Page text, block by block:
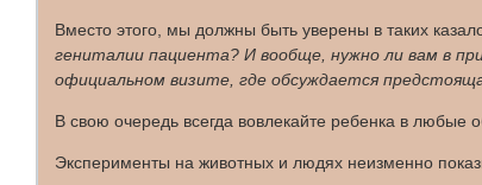
Вместо этого, мы должны быть уверены в таких
гениталии пациента? И вообще, нужно ли вам в
официальном визите, где обсуждается
В свою очередь всегда вовлекайте ребенка в любые
Эксперименты на животных и людях неизменно